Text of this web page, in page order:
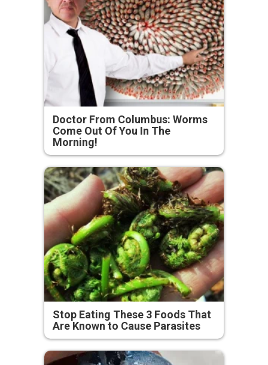
Doctor From Columbus: Worms
Come Out Of You In The
Morning!
Stop Eating These 3 Foods That
Are Known to Cause Parasites